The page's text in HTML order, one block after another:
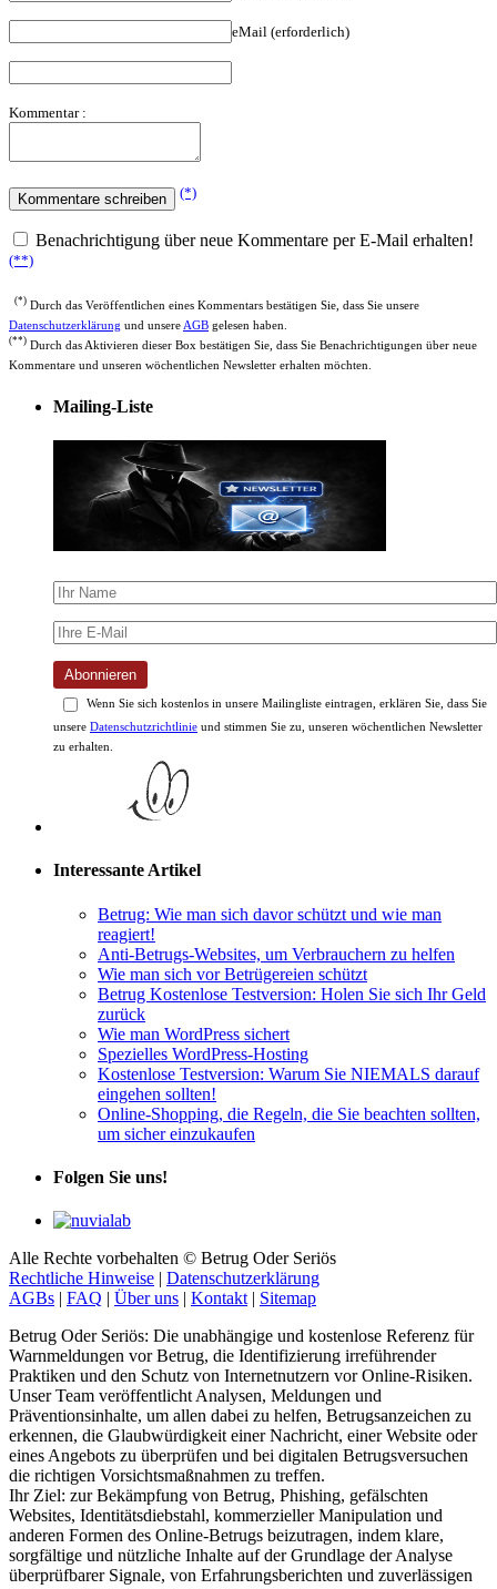
eMail (erforderlich)
Kommentar :
(*)
Benachrichtigung über neue Kommentare per E-Mail erhalten!
(**)
(*) Durch das Veröffentlichen eines Kommentars bestätigen Sie, dass Sie unsere
Datenschutzerklärung und unsere AGB gelesen haben.
(**) Durch das Aktivieren dieser Box bestätigen Sie, dass Sie Benachrichtigungen über neue
Kommentare und unseren wöchentlichen Newsletter erhalten möchten.
Mailing-Liste
Abonnieren
Wenn Sie sich kostenlos in unsere Mailingliste eintragen, erklären Sie, dass Sie
unsere Datenschutzrichtlinie und stimmen Sie zu, unseren wöchentlichen Newsletter
zu erhalten.
Interessante Artikel
Betrug: Wie man sich davor schützt und wie man
reagiert!
Anti-Betrugs-Websites, um Verbrauchern zu helfen
Wie man sich vor Betrügereien schützt
Betrug Kostenlose Testversion: Holen Sie sich Ihr Geld
zurück
Wie man WordPress sichert
Spezielles WordPress-Hosting
Kostenlose Testversion: Warum Sie NIEMALS darauf
eingehen sollten!
Online-Shopping, die Regeln, die Sie beachten sollten,
um sicher einzukaufen
Folgen Sie uns!
Alle Rechte vorbehalten © Betrug Oder Seriös
Rechtliche Hinweise | Datenschutzerklärung
AGBs | FAQ | Über uns | Kontakt | Sitemap
Betrug Oder Seriös: Die unabhängige und kostenlose Referenz für
Warnmeldungen vor Betrug, die Identifizierung irreführender
Praktiken und den Schutz von Internetnutzern vor Online-Risiken.
Unser Team veröffentlicht Analysen, Meldungen und
Präventionsinhalte, um allen dabei zu helfen, Betrugsanzeichen zu
erkennen, die Glaubwürdigkeit einer Nachricht, einer Website oder
eines Angebots zu überprüfen und bei digitalen Betrugsversuchen
die richtigen Vorsichtsmaßnahmen zu treffen.
Ihr Ziel: zur Bekämpfung von Betrug, Phishing, gefälschten
Websites, Identitätsdiebstahl, kommerzieller Manipulation und
anderen Formen des Online-Betrugs beizutragen, indem klare,
sorgfältige und nützliche Inhalte auf der Grundlage der Analyse
überprüfbarer Signale, von Erfahrungsberichten und zuverlässigen